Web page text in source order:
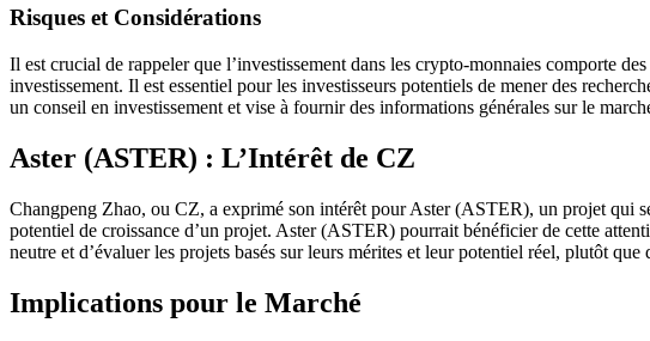
Risques et Considérations
Il est crucial de rappeler que l’investissement dans les crypto-monnaies comporte
investissement. Il est essentiel pour les investisseurs potentiels de mener des
un conseil en investissement et vise à fournir des informations générales sur le
Aster (ASTER) : L’Intérêt de CZ
Changpeng Zhao, ou CZ, a exprimé son intérêt pour Aster (ASTER), un projet qui
potentiel de croissance d’un projet. Aster (ASTER) pourrait bénéficier de cette
neutre et d’évaluer les projets basés sur leurs mérites et leur potentiel réel, plutôt
Implications pour le Marché